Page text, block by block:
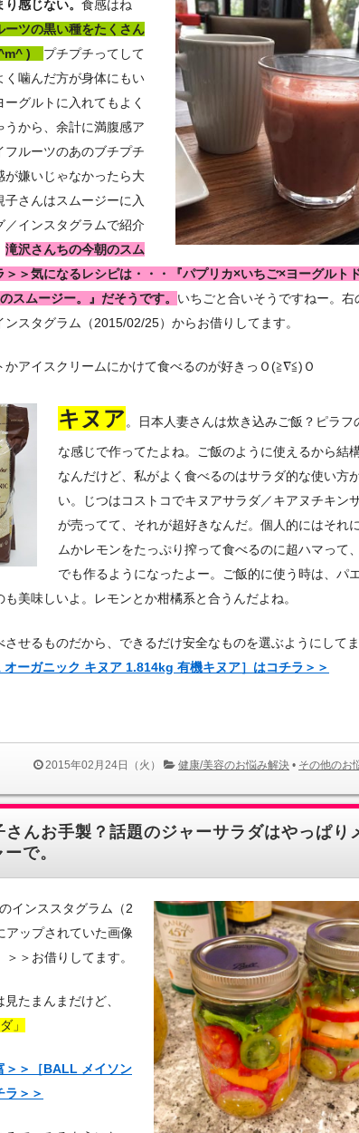
感じない。 食感はね
ーツの黒い種をたくさん
) プチプチってして
く噛んだ方が身体にもい
ーグルトに入れてもよく
うから、余計に満腹感ア
ルーツのあのブチプチ
が嫌いじゃなかったら大
子さんはスムージーに入
／インスタグラムで紹介
滝沢さんちの今朝のスム
＞＞気になるレシピは・・・『パプリカ×いちご×ヨーグルト
スムージー。』だそうです。 いちごと合いそうですねー。右
ンスタグラム（2015/02/25）からお借りしてます。
かアイスクリームにかけて食べるのが好きっＯ(≧∇≦)Ｏ
キヌア。日本人妻さんは炊き込みご飯？ピラフ
な感じで作ってたよね。ご飯のように使えるから結
なんだけど、私がよく食べるのはサラダ的な使い方
い。じつはコストコでキヌアサラダ／キアヌチキン
が売ってて、それが超好きなんだ。個人的にはそれ
ムかレモンをたっぷり搾って食べるのに超ハマって
でも作るようになったよー。ご飯的に使う時は、パ
美味しいよ。レモンとか柑橘系と合うんだよね。
させるものだから、できるだけ安全なものを選ぶようにして
ーガニック キヌア 1.814kg 有機キヌア］はコチラ＞＞
2015年02月24日（火） 健康/美容のお悩み解決 • その他のお
さんお手製？話題のジャーサラダはやっぱり
で。
インススタグラム（2
アップされていた画像
＞＞お借りしてます。
たまんまだけど、
」
＞＞［BALL メイソン
ラ＞＞